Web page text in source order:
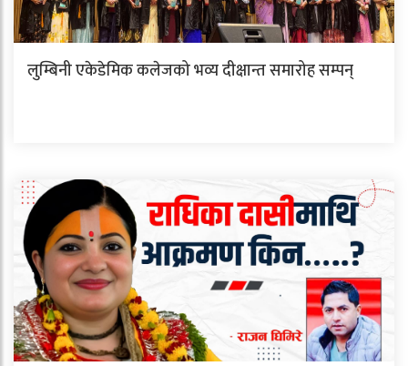
लुम्बिनी एकेडेमिक कलेजको भव्य दीक्षान्त समारोह सम्पन्